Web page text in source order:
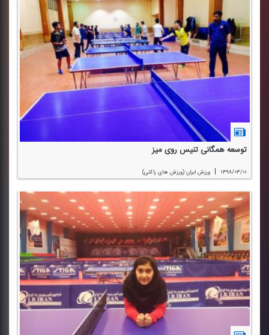
توسعه همگانی تنیس روی میز
۱۳۹۸/۰۳/۰۱ | ورزش ایران (ورزش های راكتی)